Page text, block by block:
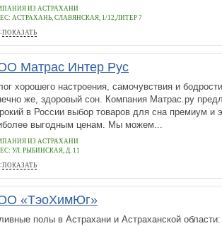
ИЗ АСТРАХАНИ
АСТРАХАНЬ, СЛАВЯНСКАЯ, 1/12,ЛИТЕР 7
ПОКАЗАТЬ
89648809333
Матрас Интер Рус
хорошего настроения, самочувствия и
же, здоровый сон. Компания Матрас.ру
в России выбор товаров для сна премиум и
выгодным ценам. Мы можем...
ИЗ АСТРАХАНИ
УЛ. РЫБИНСКАЯ, Д. 11
ПОКАЗАТЬ
+7 (851) 299-47-80
«ТэоХимЮг»
полы в Астрахани и Астраханской